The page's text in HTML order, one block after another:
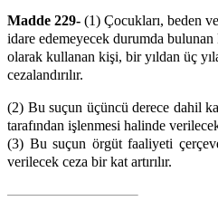
Madde 229- (1) Çocukları, beden
idare edemeyecek durumda
olarak kullanan kişi, bir yıldan üç
cezalandırılır.
(2) Bu suçun üçüncü derece dahil
tarafından işlenmesi halinde verilecek
(3) Bu suçun örgüt faaliyeti
verilecek ceza bir kat artırılır.